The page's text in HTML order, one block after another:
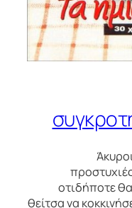
οτιδήποτε
θείτσα να